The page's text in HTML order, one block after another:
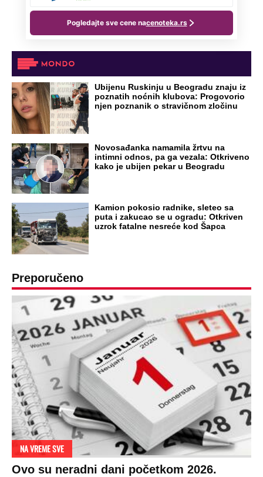
Ubijenu Ruskinju u Beogradu znaju iz
poznatih noćnih klubova: Progovorio
njen poznanik o stravičnom zločinu
Novosađanka namamila žrtvu na
intimni odnos, pa ga vezala: Otkriveno
kako je ubijen pekar u Beogradu
Kamion pokosio radnike, sleteo sa
puta i zakucao se u ogradu: Otkriven
uzrok fatalne nesreće kod Šapca
Preporučeno
NA VREME SVE
Ovo su neradni dani početkom 2026.